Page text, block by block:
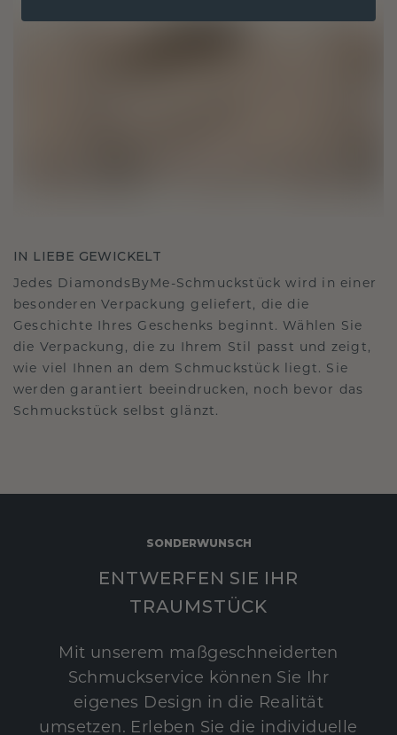
IN LIEBE GEWICKELT
Jedes DiamondsByMe-Schmuckstück wird in einer
besonderen Verpackung geliefert, die die
Geschichte Ihres Geschenks beginnt. Wählen Sie
die Verpackung, die zu Ihrem Stil passt und zeigt,
wie viel Ihnen an dem Schmuckstück liegt. Sie
werden garantiert beeindrucken, noch bevor das
Schmuckstück selbst glänzt.
SONDERWUNSCH
ENTWERFEN SIE IHR
TRAUMSTÜCK
Mit unserem maßgeschneiderten
Schmuckservice können Sie Ihr
eigenes Design in die Realität
umsetzen. Erleben Sie die individuelle